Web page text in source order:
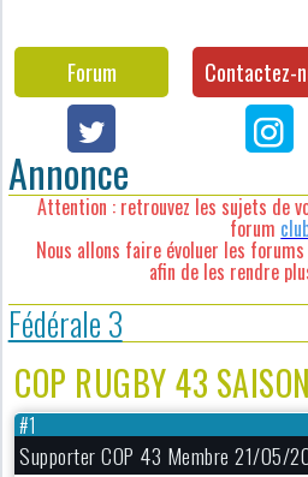
Forum Contactez-
Annonce
Attention : retrouvez les sujets de
forum
Nous allons faire évoluer les
afin de les rendre
Fédérale 3
COP RUGBY 43
#1
Supporter COP 43 Membre 21/05/